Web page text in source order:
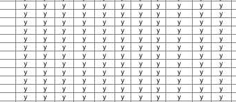
y y y y y y y y y y y
y y y y y y y y y y y
y y y y y y y y y y y
y y y y y y y y y y y
y y y y y y y y y y y
y y y y y y y y y y y
y y y y y y y y y y y
y y y y y y y y y y y
y y y y y y y y y y y
y y y y y y y y y y y
y y y y y y y y y y y
y y y y y y y y y y y